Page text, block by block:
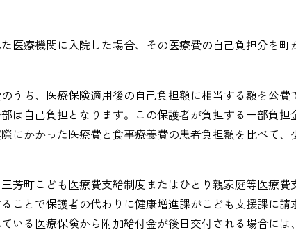
医療機関に入院した場合、その医療費の自己負担分を町
うち、医療保険適用後の自己負担額に相当する額を公費
は自己負担となります。この保護者が負担する一部負担
にかかった医療費と食事療養費の患者負担額を比べて、
芳町こども医療費支給制度またはひとり親家庭等医療費
ことで保護者の代わりに健康増進課がこども支援課に請
いる医療保険から附加給付金が後日交付される場合には